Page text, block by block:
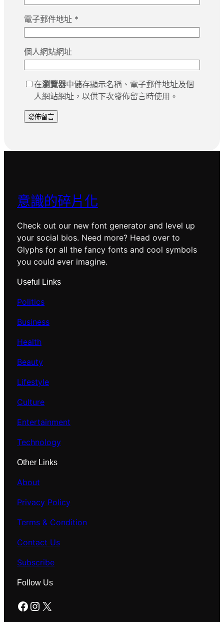
電子郵件地址 *
個人網站網址
在瀏覽器中儲存顯示名稱、電子郵件地址及個
人網站網址，以供下次發佈留言時使用。
意識的碎片化
Check out our new font generator and level up
your social bios. Need more? Head over to
Glyphs for all the fancy fonts and cool symbols
you could ever imagine.
Useful Links
Politics
Business
Health
Beauty
Lifestyle
Culture
Entertainment
Technology
Other Links
About
Privacy Policy
Terms & Condition
Contact Us
Subscribe
Follow Us
Facebook Instagram X